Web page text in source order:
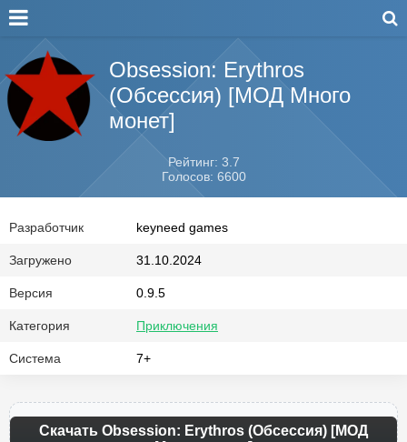
Obsession: Erythros
(Обсессия) [МОД Много
монет]
Рейтинг: 3.7
Голосов: 6600
Разработчик keyneed games
Загружено 31.10.2024
Версия 0.9.5
Категория Приключения
Система 7+
Скачать Obsession: Erythros (Обсессия) [МОД